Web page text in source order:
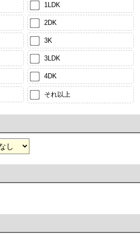
1LDK
2DK
3K
3LDK
4DK
それ以上